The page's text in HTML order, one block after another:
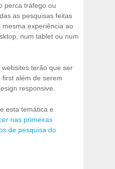
perca tráfego ou
as pesquisas feitas
experiência ao
num tablet ou num
terão que ser
além de serem
responsive.
esta temática e
nas primeiras
de pesquisa do